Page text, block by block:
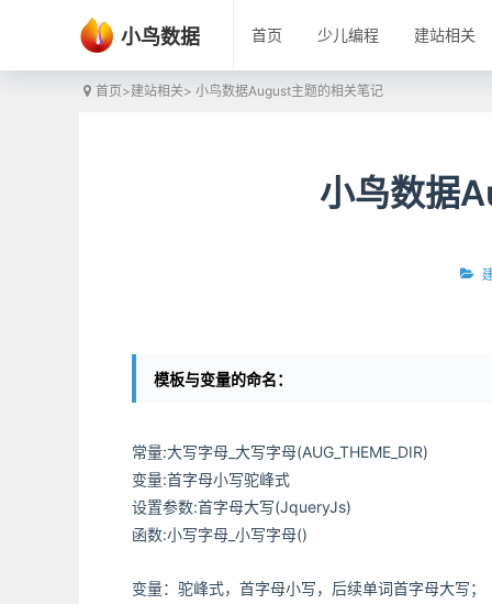
小鸟数据 首页 少儿编程 建站相关
首页>建站相关> 小鸟数据August主题的相关笔记
小鸟数据
模板与变量的命名：
常量:大写字母_大写字母(AUG_THEME_DIR)
变量:首字母小写驼峰式
设置参数:首字母大写(JqueryJs)
函数:小写字母_小写字母()
变量：驼峰式，首字母小写，后续单词首字母大写；